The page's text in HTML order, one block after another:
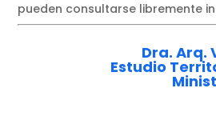
pueden consultarse libremente
Dra. Arq.
Estudio